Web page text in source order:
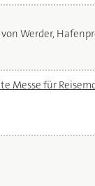
Werder,
Messe für